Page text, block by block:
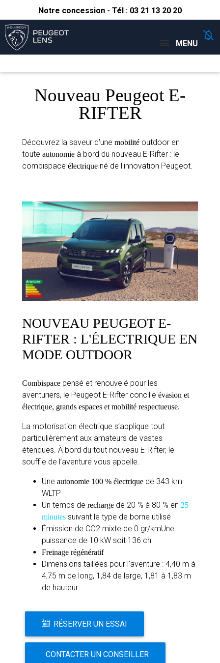
Notre concession - Tél : 03 21 13 20 20
Concessions
MENU
Nouveau Peugeot E-
RIFTER
Découvrez la saveur d'une mobilité outdoor en
toute autonomie à bord du nouveau E-Rifter : le
combispace électrique né de l'innovation Peugeot.
NOUVEAU PEUGEOT E-
RIFTER : L'ÉLECTRIQUE EN
MODE OUTDOOR
Combispace pensé et renouvelé pour les
aventuriers, le Peugeot E-Rifter concilie évasion et
électrique, grands espaces et mobilité respectueuse.
La motorisation électrique s’applique tout
particulièrement aux amateurs de vastes
étendues. À bord du tout nouveau E-Rifter, le
souffle de l’aventure vous appelle.
Une autonomie 100 % électrique de 343 km
WLTP
Un temps de recharge de 20 % à 80 % en 25
minutes suivant le type de borne utilisé
Émission de CO2 mixte de 0 gr/kmUne
puissance de 10 kW soit 136 ch
Freinage régénératif
Dimensions taillées pour l’aventure : 4,40 m à
4,75 m de long, 1,84 de large, 1,81 à 1,83 m
de hauteur
RÉSERVER UN ESSAI
CONTACTER UN CONSEILLER